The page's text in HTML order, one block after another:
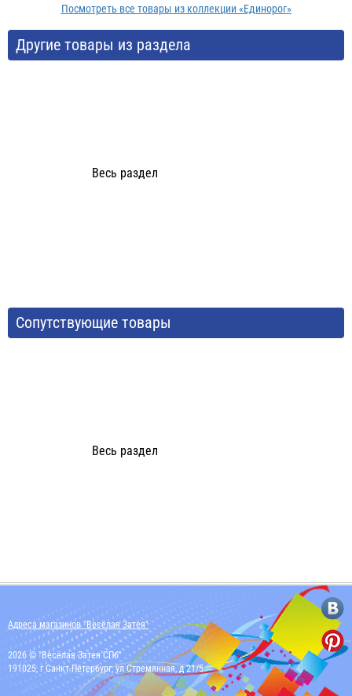
Посмотреть все товары из коллекции «Единорог»
Другие товары из раздела
Весь раздел
Сопутствующие товары
Весь раздел
Адреса магазинов "Весёлая Затея"
2026 © "Весёлая Затея СПб"
191025, г Санкт-Петербург, ул Стремянная, д 21/5